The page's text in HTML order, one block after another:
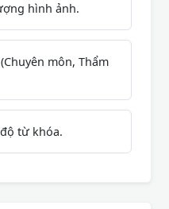
hình ảnh.
môn, Thẩm
từ khóa.